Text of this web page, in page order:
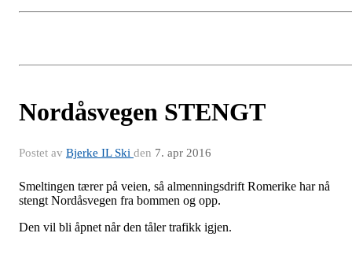
Nordåsvegen STENGT
Postet av Bjerke IL Ski den 7. apr 2016
Smeltingen tærer på veien, så almenningsdrift Romerike har nå
stengt Nordåsvegen fra bommen og opp.
Den vil bli åpnet når den tåler trafikk igjen.